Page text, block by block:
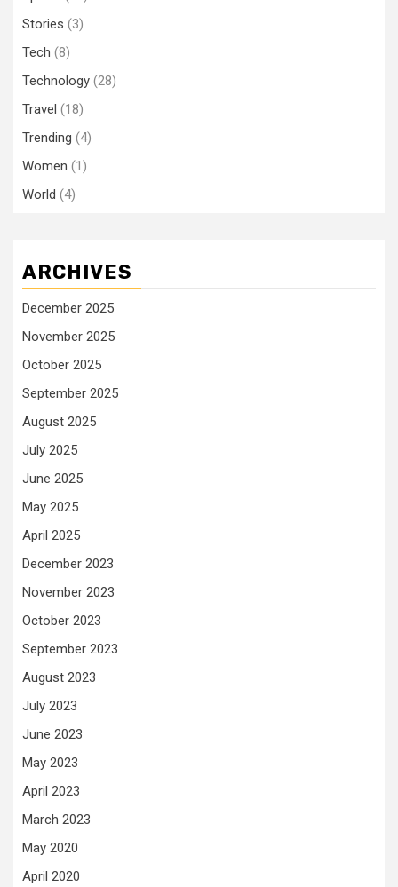
Stories (3)
Tech (8)
Technology (28)
Travel (18)
Trending (4)
Women (1)
World (4)
ARCHIVES
December 2025
November 2025
October 2025
September 2025
August 2025
July 2025
June 2025
May 2025
April 2025
December 2023
November 2023
October 2023
September 2023
August 2023
July 2023
June 2023
May 2023
April 2023
March 2023
May 2020
April 2020